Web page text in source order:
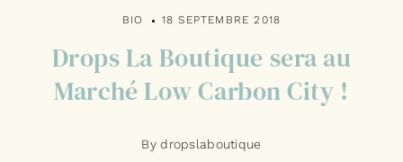
BIO 18 SEPTEMBRE 2018
Drops La Boutique sera au
Marché Low Carbon City !
By dropslaboutique